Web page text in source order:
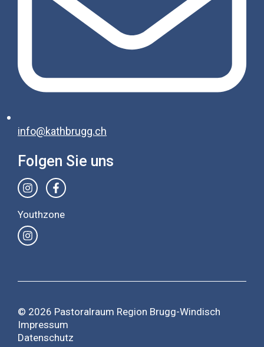
info@kathbrugg.ch
Folgen Sie uns
Youthzone
© 2026 Pastoralraum Region Brugg-Windisch
Impressum
Datenschutz